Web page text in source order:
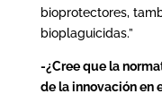
bioprotectores,
bioplaguicidas.”
-¿Cree que la
de la innovación en